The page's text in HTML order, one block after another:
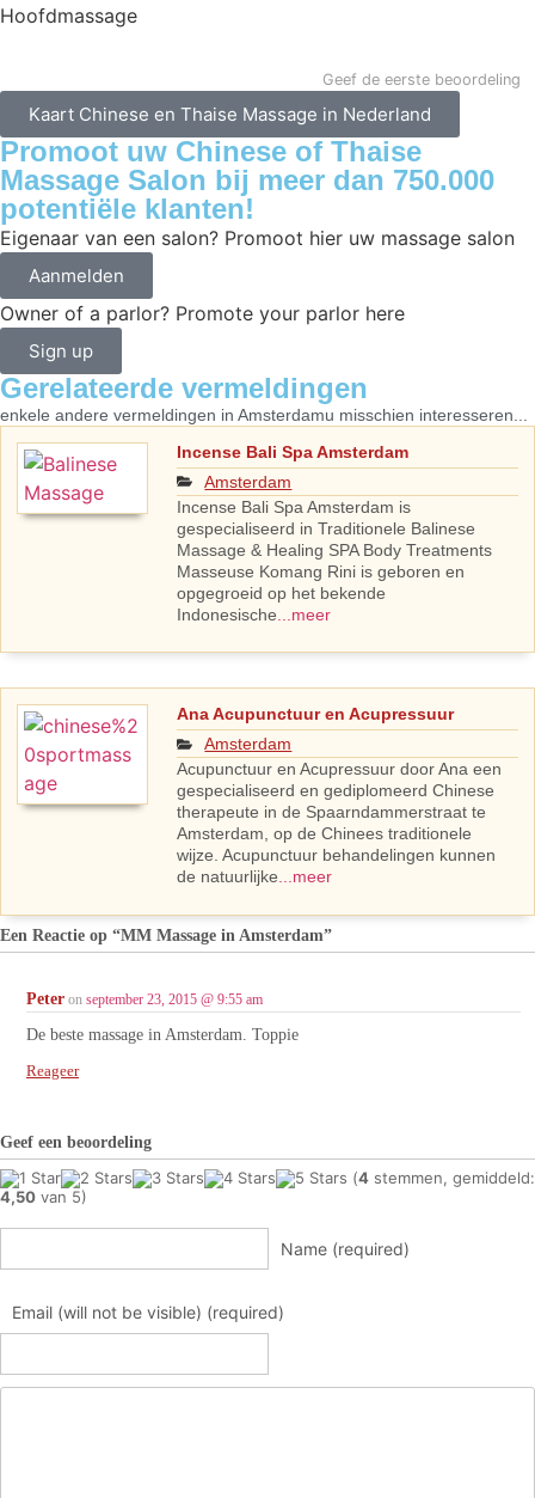
Hoofdmassage
Geef de eerste beoordeling
Kaart Chinese en Thaise Massage in Nederland
Promoot uw Chinese of Thaise
Massage Salon bij meer dan 750.000
potentiële klanten!
Eigenaar van een salon? Promoot hier uw massage salon
Aanmelden
Owner of a parlor? Promote your parlor here
Sign up
Gerelateerde vermeldingen
enkele andere vermeldingen in Amsterdamu misschien interesseren...
Incense Bali Spa Amsterdam
Amsterdam
Incense Bali Spa Amsterdam is
gespecialiseerd in Traditionele Balinese
Massage & Healing SPA Body Treatments
Masseuse Komang Rini is geboren en
opgegroeid op het bekende
Indonesische ...meer
Ana Acupunctuur en Acupressuur
Amsterdam
Acupunctuur en Acupressuur door Ana een
gespecialiseerd en gediplomeerd Chinese
therapeute in de Spaarndammerstraat te
Amsterdam, op de Chinees traditionele
wijze. Acupunctuur behandelingen kunnen
de natuurlijke ...meer
Een Reactie op “MM Massage in Amsterdam”
Peter on september 23, 2015 @ 9:55 am
De beste massage in Amsterdam. Toppie
Reageer
Geef een beoordeling
(4 stemmen, gemiddeld:
4,50 van 5)
Name (required)
Email (will not be visible) (required)